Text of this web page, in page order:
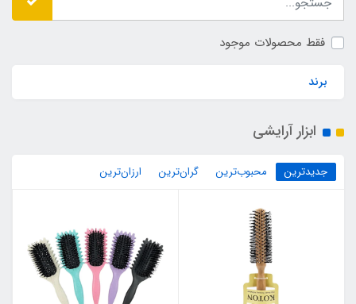
فقط محصولات موجود
برند
ابزار آرایشی
جدیدترین محبوب‌ترین گران‌ترین ارزان‌ترین